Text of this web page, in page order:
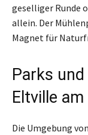
geselliger Runde
allein. Der
Magnet für
Parks
Eltville am
Die Umgebung